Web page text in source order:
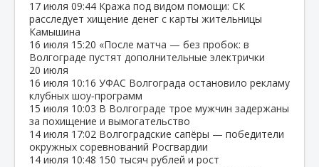
17 июля 09:44 Кража под видом помощи: СК
расследует хищение денег с карты жительницы
Камышина
16 июля 15:20 «После матча — без пробок: в
Волгограде пустят дополнительные электрички
20 июля
16 июля 10:16 УФАС Волгограда остановило рекламу
клубных шоу‑программ
15 июля 10:03 В Волгограде трое мужчин задержаны
за похищение и вымогательство
14 июля 17:02 Волгоградские сапёры — победители
окружных соревнований Росгвардии
14 июля 10:48 150 тысяч рублей и рост